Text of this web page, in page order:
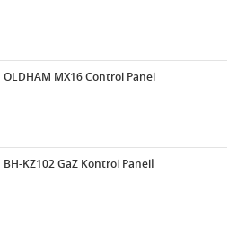
OLDHAM MX16 Control Panel
BH-KZ102 GaZ Kontrol Panelİ